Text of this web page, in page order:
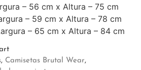
– 56 cm x Altura – 75 cm
– 59 cm x Altura – 78 cm
– 65 cm x Altura – 84 cm
, Camisetas Brutal Wear,